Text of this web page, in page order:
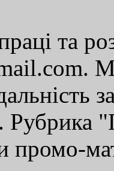
та
Рубрика
промо-